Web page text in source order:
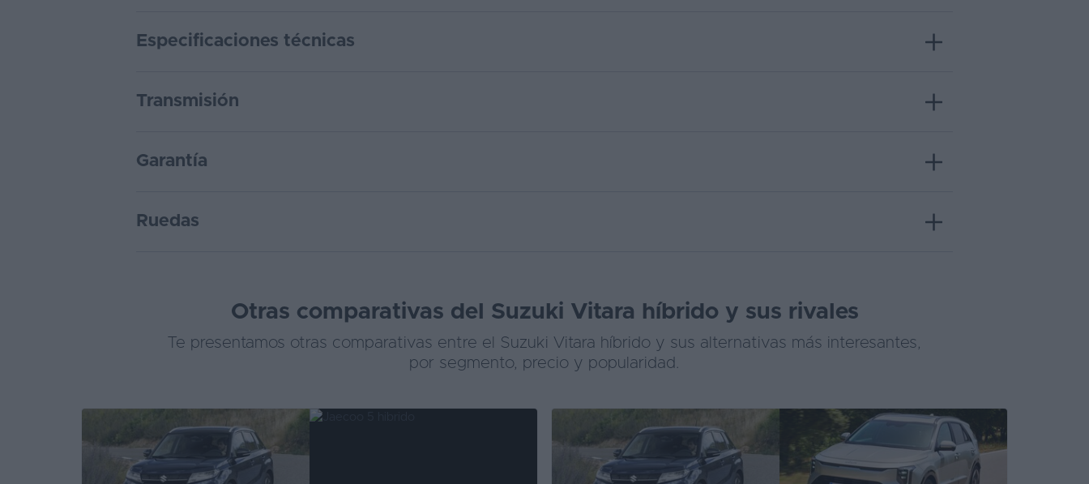
Especificaciones técnicas
Transmisión
Garantía
Ruedas
Otras comparativas del Suzuki Vitara híbrido y sus rivales
Te presentamos otras comparativas entre el Suzuki Vitara híbrido y sus alternativas más interesantes,
por segmento, precio y popularidad.